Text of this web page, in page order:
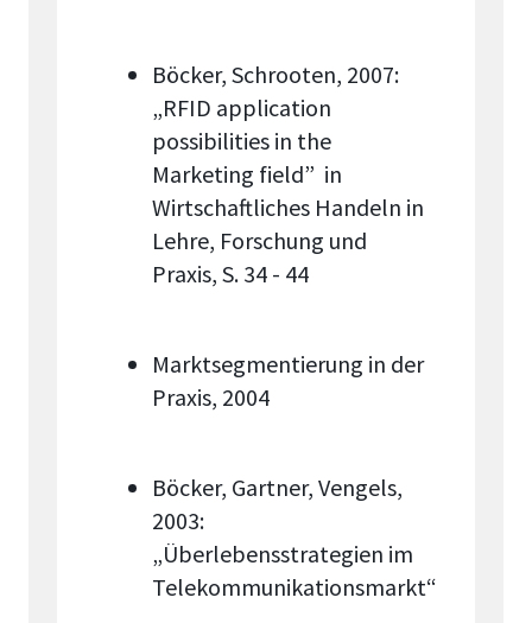
Böcker, Schrooten, 2007:
„RFID application
possibilities in the
Marketing field” in
Wirtschaftliches Handeln in
Lehre, Forschung und
Praxis, S. 34 - 44
Marktsegmentierung in der
Praxis, 2004
Böcker, Gartner, Vengels,
2003:
„Überlebensstrategien im
Telekommunikationsmarkt“